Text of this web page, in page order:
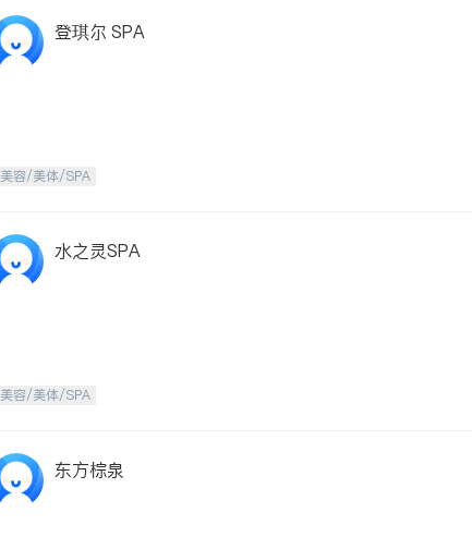
登琪尔 SPA
美容/美体/SPA
水之灵SPA
美容/美体/SPA
东方棕泉